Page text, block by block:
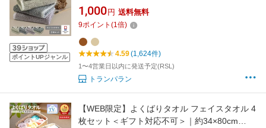
ポイントUPジャンル
セット 日本製 今治フェイスタオル まとめ買い
今治 今治産 国産 タオルセット ふわふわ かわい
い おしゃれ 速乾 吸水 吸収 ギフト 福袋 1000円
ポッキリ
1,000 円 送料無料
9ポイント (1倍)
4.59(1,624件)
1〜4営業日以内に発送予定(RSL)
トランパラン
【WEB限定】よくばりタオル フェイスタオル 4
枚セット＜ギフト対応不可＞｜約34×80cm